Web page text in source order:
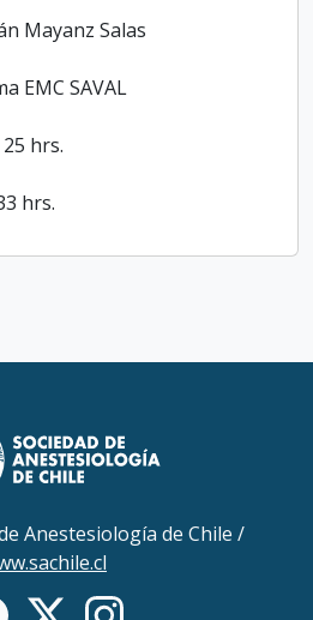
Mayanz Salas
EMC SAVAL
25 hrs.
hrs.
Anestesiología de Chile /